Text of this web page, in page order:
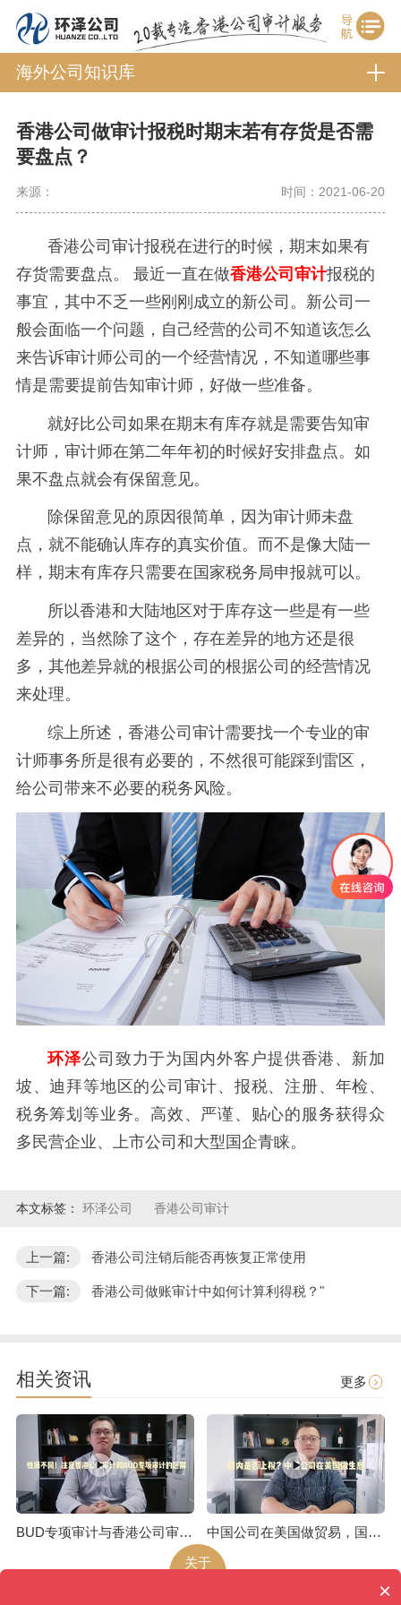
海外公司知识库
香港公司做审计报税时期末若有存货是否需
要盘点？
来源： 时间：2021-06-20
香港公司审计报税在进行的时候，期末如果有
存货需要盘点。
最近一直在做香港公司审计报税的
事宜，其中不乏一些刚刚成立的新公司。新公司一
般会面临一个问题，自己经营的公司不知道该怎么
来告诉审计师公司的一个经营情况，不知道哪些事
情是需要提前告知审计师，好做一些准备。
就好比公司如果在期末有库存就是需要告知审
计师，审计师在第二年年初的时候好安排盘点。如
果不盘点就会有保留意见。
除保留意见的原因很简单，因为审计师未盘
点，就不能确认库存的真实价值。而不是像大陆一
样，期末有库存只需要在国家税务局申报就可以。
所以香港和大陆地区对于库存这一些是有一些
差异的，当然除了这个，存在差异的地方还是很
多，其他差异就的根据公司的根据公司的经营情况
来处理。
综上所述，香港公司审计需要找一个专业的审
计师事务所是很有必要的，不然很可能踩到雷区，
给公司带来不必要的税务风险。
环泽公司致力于为国内外客户提供香港、新加
坡、迪拜等地区的公司审计、报税、注册、年检、
税务筹划等业务。高效、严谨、贴心的服务获得众
多民营企业、上市公司和大型国企青睐。
本文标签： 环泽公司 香港公司审计
上一篇: 香港公司注销后能否再恢复正常使用
下一篇: 香港公司做账审计中如何计算利得税？"
相关资讯 更多
BUD专项审计与香港公司审计是不一样的
中国公司在美国做贸易，国内是否上税呢
关于
×